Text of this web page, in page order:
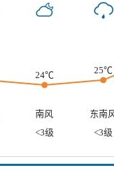
24℃ 25℃
南风
东南
<3级 <3级